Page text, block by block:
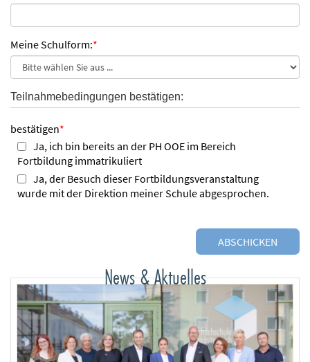
Meine Schulform:*
Teilnahmebedingungen bestätigen:
bestätigen*
Ja, ich bin bereits an der PH OOE im Bereich
Fortbildung immatrikuliert
Ja, der Besuch dieser Fortbildungsveranstaltung
wurde mit der Direktion meiner Schule abgesprochen.
News & Aktuelles